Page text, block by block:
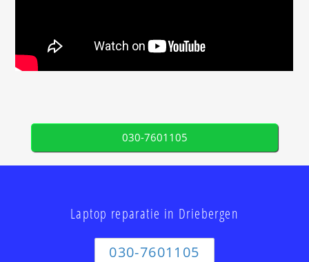
030-7601105
Laptop reparatie in Driebergen
030-7601105